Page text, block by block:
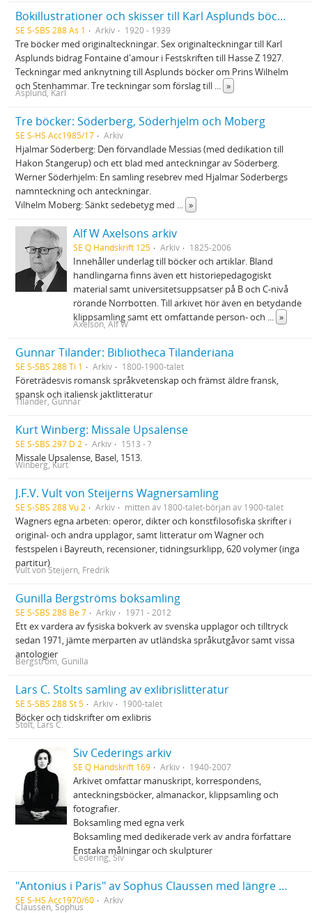
Bokillustrationer och skisser till Karl Asplunds böcker
SE S-SBS 288 As 1 Arkiv 1920 - 1939
Tre böcker med originalteckningar. Sex originalteckningar till Karl
Asplunds bidrag Fontaine d'amour i Festskriften till Hasse Z 1927.
Teckningar med anknytning till Asplunds böcker om Prins Wilhelm
och Stenhammar. Tre teckningar som förslag till ... »
Asplund, Karl
Tre böcker: Söderberg, Söderhjelm och Moberg
SE S-HS Acc1985/17 Arkiv
Hjalmar Söderberg: Den förvandlade Messias (med dedikation till
Hakon Stangerup) och ett blad med anteckningar av Söderberg.
Werner Söderhjelm: En samling resebrev med Hjalmar Söderbergs
namnteckning och anteckningar.
Vilhelm Moberg: Sänkt sedebetyg med ... »
Alf W Axelsons arkiv
SE Q Handskrift 125 Arkiv 1825-2006
Innehåller underlag till böcker och artiklar. Bland
handlingarna finns även ett historiepedagogiskt
material samt universitetsuppsatser på B och C-nivå
rörande Norrbotten. Till arkivet hör även en betydande
klippsamling samt ett omfattande person- och ... »
Axelson, Alf W
Gunnar Tilander: Bibliotheca Tilanderiana
SE S-SBS 288 Ti 1 Arkiv 1800-1900-talet
Företrädesvis romansk språkvetenskap och främst äldre fransk,
spansk och italiensk jaktlitteratur
Tilander, Gunnar
Kurt Winberg: Missale Upsalense
SE S-SBS 297 D 2 Arkiv 1513 - ?
Missale Upsalense, Basel, 1513.
Winberg, Kurt
J.F.V. Vult von Steijerns Wagnersamling
SE S-SBS 288 Vu 2 Arkiv mitten av 1800-talet-början av 1900-talet
Wagners egna arbeten: operor, dikter och konstfilosofiska skrifter i
original- och andra upplagor, samt litteratur om Wagner och
festspelen i Bayreuth, recensioner, tidningsurklipp, 620 volymer (inga
partitur)
Vult von Steijern, Fredrik
Gunilla Bergströms boksamling
SE S-SBS 288 Be 7 Arkiv 1971 - 2012
Ett ex vardera av fysiska bokverk av svenska upplagor och tilltryck
sedan 1971, jämte merparten av utländska språkutgåvor samt vissa
antologier
Bergström, Gunilla
Lars C. Stolts samling av exlibrislitteratur
SE S-SBS 288 St 5 Arkiv 1900-talet
Böcker och tidskrifter om exlibris
Stolt, Lars C.
Siv Cederings arkiv
SE Q Handskrift 169 Arkiv 1940-2007
Arkivet omfattar manuskript, korrespondens,
anteckningsböcker, almanackor, klippsamling och
fotografier.
Boksamling med egna verk
Boksamling med dedikerade verk av andra författare
Enstaka målningar och skulpturer
Cedering, Siv
"Antonius i Paris" av Sophus Claussen med längre dedikation från författaren samt inskriven dikt av densamme
SE S-HS Acc1970/60 Arkiv
Claussen, Sophus